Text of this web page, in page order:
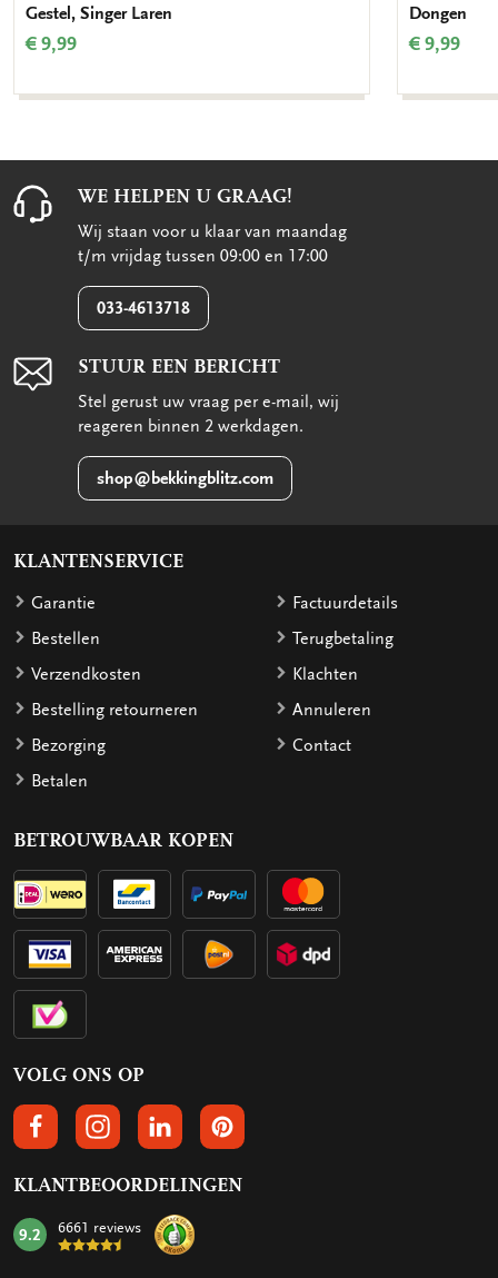
Gestel, Singer Laren
€ 9,99
Dongen
€ 9,99
WE HELPEN U GRAAG!
Wij staan voor u klaar van maandag
t/m vrijdag tussen 09:00 en 17:00
033-4613718
STUUR EEN BERICHT
Stel gerust uw vraag per e-mail, wij
reageren binnen 2 werkdagen.
shop@bekkingblitz.com
KLANTENSERVICE
Garantie
Bestellen
Verzendkosten
Bestelling retourneren
Bezorging
Betalen
Factuurdetails
Terugbetaling
Klachten
Annuleren
Contact
BETROUWBAAR KOPEN
VOLG ONS OP
VOLGS ONS OP FACEBOOK
VOLG ONS OP INSTAGRAM
VOLG ONS OP LINKEDIN
VOLG ONS OP PINTEREST
KLANTBEOORDELINGEN
mark:
9.2 6661 reviews